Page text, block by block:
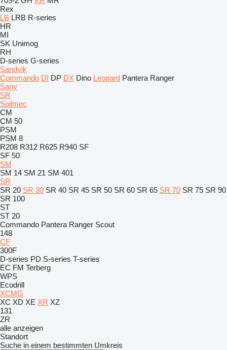
Rex
LB LRB R-series
HR
MI
SK Unimog
RH
D-series G-series
Sandvik
Commando DI DP DX Dino Leopard Pantera Ranger
Sany
SR
Soilmec
CM
CM 50
PSM
PSM 8
R208 R312 R625 R940 SF
SF 50
SM
SM 14 SM 21 SM 401
SR
SR 20 SR 30 SR 40 SR 45 SR 50 SR 60 SR 65 SR 70 SR 75 SR 90
SR 100
ST
ST 20
Commando Pantera Ranger Scout
148
CF
300F
D-series PD S-series T-series
EC FM Terberg
WPS
Ecodrill
XCMG
XC XD XE XR XZ
131
ZR
alle anzeigen
Standort
Suche in einem bestimmten Umkreis